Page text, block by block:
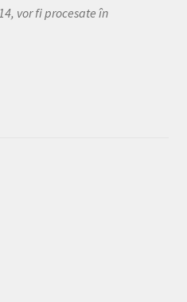
vor fi procesate în